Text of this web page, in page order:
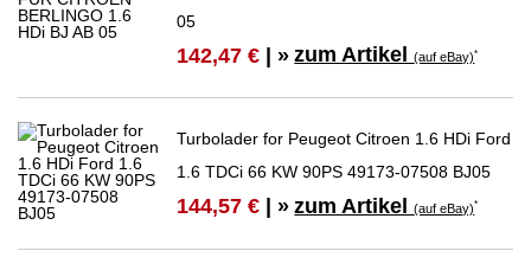
05
142,47 € | » zum Artikel(auf eBay)*
Turbolader for Peugeot Citroen 1.6 HDi Ford
1.6 TDCi 66 KW 90PS 49173-07508 BJ05
144,57 € | » zum Artikel(auf eBay)*